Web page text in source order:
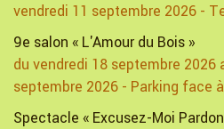
vendredi 11 septembre 2026 -
9e salon « L'Amour du Bois »
du vendredi 18 septembre 2026
septembre 2026 - Parking face
Spectacle « Excusez-Moi